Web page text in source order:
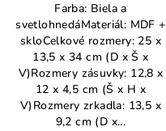
Farba: Biela a
svetlohnedáMateriál: MDF +
skloCelkové rozmery: 25 x
13,5 x 34 cm (D x Š x
V)Rozmery zásuvky: 12,8 x
12 x 4,5 cm (Š x H x
V)Rozmery zrkadla: 13,5 x
9,2 cm (D x...